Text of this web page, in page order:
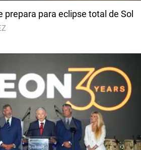
prepara para eclipse total de Sol